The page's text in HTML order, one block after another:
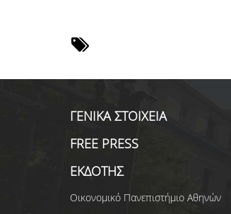
ΓΕΝΙΚΑ ΣΤΟΙΧΕΙΑ
FREE PRESS
ΕΚΔΟΤΗΣ
Οικονομικό Πανεπιστήμιο Αθηνών